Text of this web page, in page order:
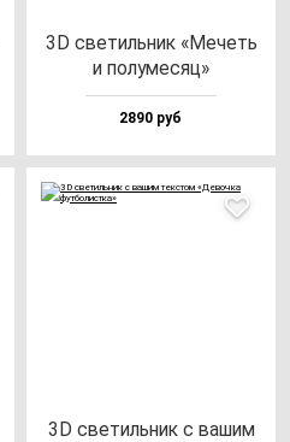
3D све­тиль­ник «Мечеть
и по­лу­ме­сяц»
2890 руб
3D све­тиль­ник с ва­шим